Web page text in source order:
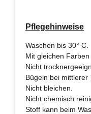
Pflegehinweise
Waschen bis 30° C.
Mit gleichen Farben
Nicht
Bügeln bei mittlerer
Nicht bleichen.
Nicht chemisch
Stoff kann beim